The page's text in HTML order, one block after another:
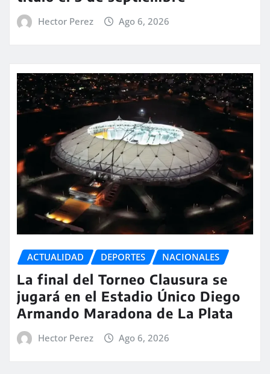
Hector Perez Ago 6, 2026
ACTUALIDAD DEPORTES NACIONALES
La final del Torneo Clausura se
jugará en el Estadio Único Diego
Armando Maradona de La Plata
Hector Perez Ago 6, 2026